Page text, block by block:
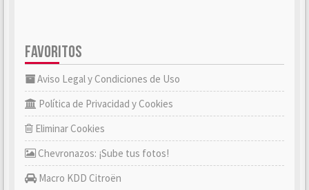
FAVORITOS
Aviso Legal y Condiciones de Uso
Política de Privacidad y Cookies
Eliminar Cookies
Chevronazos: ¡Sube tus fotos!
Macro KDD Citroën